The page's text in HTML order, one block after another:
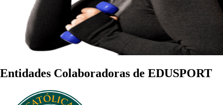
Entidades Colaboradoras de EDUSPORT